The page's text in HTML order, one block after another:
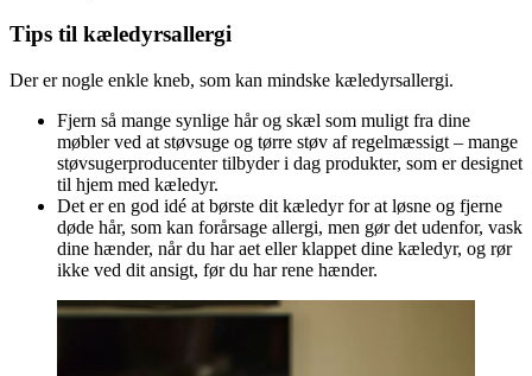
Tips til kæledyrsallergi
Der er nogle enkle kneb, som kan mindske kæledyrsallergi.
Fjern så mange synlige hår og skæl som muligt fra dine
møbler ved at støvsuge og tørre støv af regelmæssigt – mange
støvsugerproducenter tilbyder i dag produkter, som er designet
til hjem med kæledyr.
Det er en god idé at børste dit kæledyr for at løsne og fjerne
døde hår, som kan forårsage allergi, men gør det udenfor, vask
dine hænder, når du har aet eller klappet dine kæledyr, og rør
ikke ved dit ansigt, før du har rene hænder.